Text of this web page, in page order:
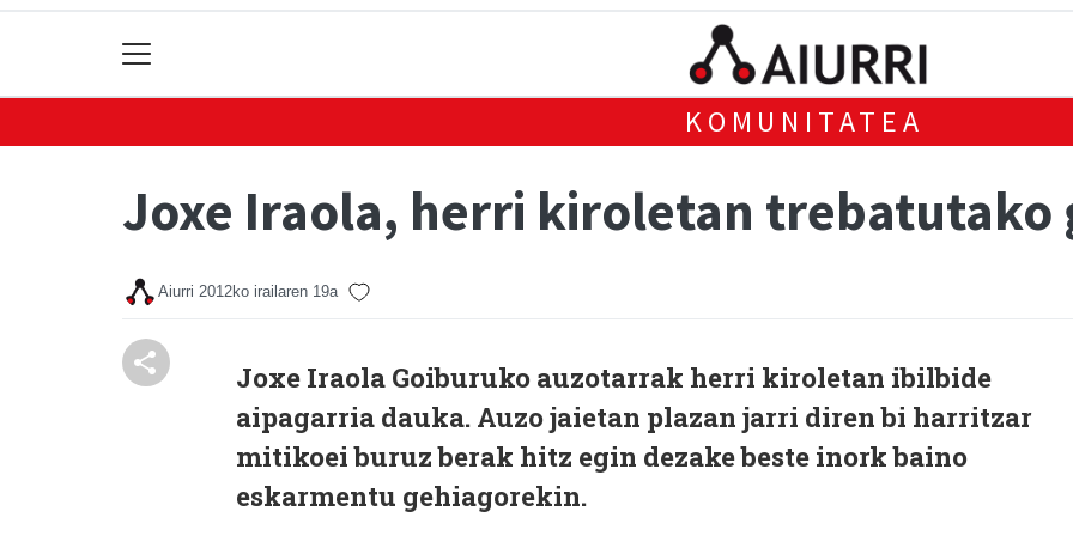
KOMUNITATEA
Joxe Iraola, herri kiroletan trebatutako
Aiurri 2012ko irailaren 19a
Joxe Iraola Goiburuko auzotarrak herri kiroletan ibilbide
aipagarria dauka. Auzo jaietan plazan jarri diren bi harritzar
mitikoei buruz berak hitz egin dezake beste inork baino
eskarmentu gehiagorekin.